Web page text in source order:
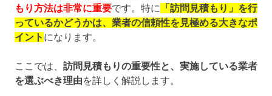
もり方法は非常に重要です。特に
「訪問見積もり」を行
っているかどうかは、業者の信頼性を見極める大きなポ
イント になります。
ここでは、 訪問見積もりの重要性と、実施している業者
を選ぶべき理由を詳しく解説します。